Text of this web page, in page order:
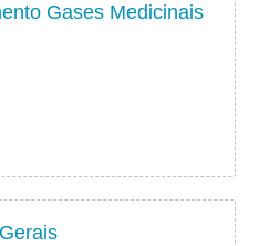
Gases Medicinais